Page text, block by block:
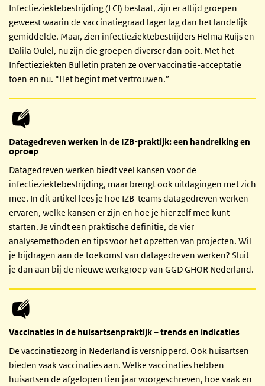
Infectieziektebestrijding (LCI) bestaat, zijn er altijd groepen
geweest waarin de vaccinatiegraad lager lag dan het landelijk
gemiddelde. Maar, zien infectieziektebestrijders Helma Ruijs en
Dalila Oulel, nu zijn die groepen diverser dan ooit. Met het
Infectieziekten Bulletin praten ze over vaccinatie-acceptatie
toen en nu. “Het begint met vertrouwen.”
Datagedreven werken in de IZB-praktijk: een handreiking en
oproep
Datagedreven werken biedt veel kansen voor de
infectieziektebestrijding, maar brengt ook uitdagingen met zich
mee. In dit artikel lees je hoe IZB-teams datagedreven werken
ervaren, welke kansen er zijn en hoe je hier zelf mee kunt
starten. Je vindt een praktische definitie, de vier
analysemethoden en tips voor het opzetten van projecten. Wil
je bijdragen aan de toekomst van datagedreven werken? Sluit
je dan aan bij de nieuwe werkgroep van GGD GHOR Nederland.
Vaccinaties in de huisartsenpraktijk – trends en indicaties
De vaccinatiezorg in Nederland is versnipperd. Ook huisartsen
bieden vaak vaccinaties aan. Welke vaccinaties hebben
huisartsen de afgelopen tien jaar voorgeschreven, hoe vaak en